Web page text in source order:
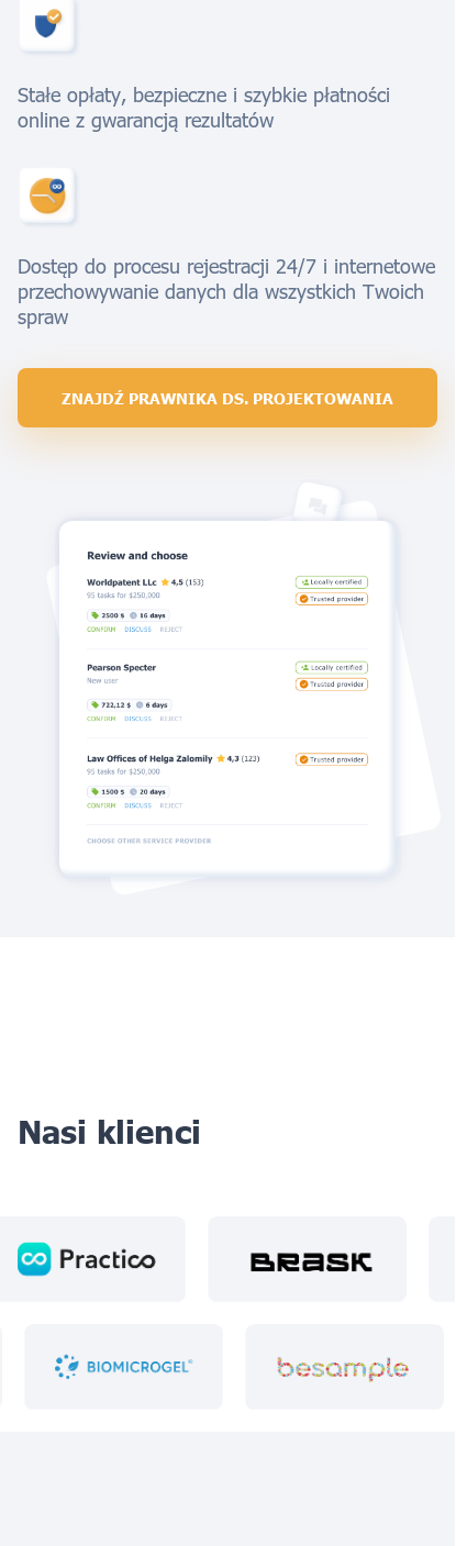
Stałe opłaty, bezpieczne i szybkie płatności
online z gwarancją rezultatów
Dostęp do procesu rejestracji 24/7 i internetowe
przechowywanie danych dla wszystkich Twoich
spraw
ZNAJDŹ PRAWNIKA DS. PROJEKTOWANIA
Nasi klienci